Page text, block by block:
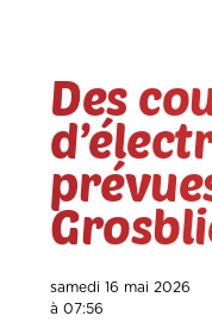
Des
samedi 16 mai 2026
à 07:56